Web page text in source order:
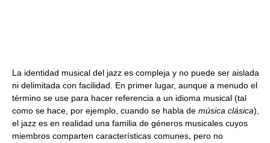
La identidad musical del jazz es compleja y no puede ser aislada
ni delimitada con facilidad. En primer lugar, aunque a menudo el
término se use para hacer referencia a un idioma musical (tal
como se hace, por ejemplo, cuando se habla de música clásica),
el jazz es en realidad una familia de géneros musicales cuyos
miembros comparten características comunes, pero no